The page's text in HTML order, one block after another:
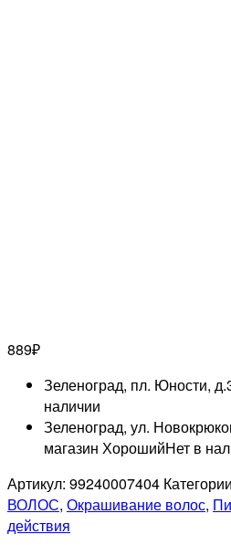
889₽
Зеленоград, пл. Юности,
наличии
Зеленоград, ул.
магазин ХорошийНет в
Артикул: 99240007404
ВОЛОС, Окрашивание волос,
действия